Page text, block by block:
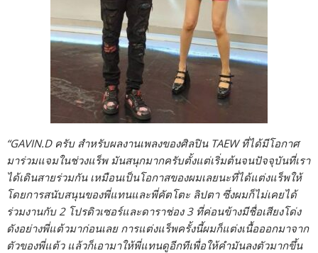
“GAVIN.D ครับ สำหรับผลงานเพลงของศิลปิน TAEW ที่ได้มีโอกาศ
มาร่วมแจมในช่วงแร็พ มันสนุกมากครับตั้งแต่เริ่มต้นจนปัจจุบันที่เรา
ได้เดินสายร่วมกัน เหมือนเป็นโอกาสของผมเลยนะที่ได้แต่งแร็พให้
โดยการสนับสนุนของพี่แทนและพี่คัตโตะ ลิปตา ซึ่งผมก็ไม่เคยได้
ร่วมงานกับ 2 โปรดิวเซอร์และดาราช่อง 3 ที่ค่อนข้างมีชื่อเสียงโด่ง
ดังอย่างพี่แต้วมาก่อนเลย การแต่งแร็พครั้งนี้ผมก็แต่งเนื้อออกมาจาก
ตัวของพี่แต้ว แล้วก็เอามาให้พี่แทนดูอีกทีเพื่อให้คำมันลงตัวมากขึ้น